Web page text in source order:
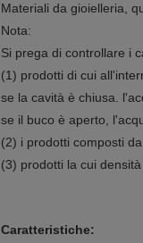
Materiali da gioielleria,
Nota:
Si prega di controllare i
(1) prodotti di cui
se la cavità è chiusa.
se il buco è aperto,
(2) i prodotti composti
(3) prodotti la cui
Caratteristiche: